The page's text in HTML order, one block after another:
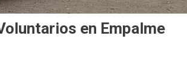
en Empalme